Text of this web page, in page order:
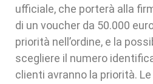
ufficiale, che porterà alla
di un voucher da 50.000
priorità nell’ordine, e la
scegliere il numero
clienti avranno la priorità.